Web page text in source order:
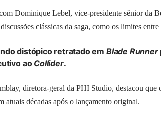
Dominique Lebel, vice-presidente sênior da
clássicas da saga, como os limites
distópico retratado em Blade Runner
ao Collider.
diretora-geral da PHI Studio, destacou que
atuais décadas após o lançamento original.